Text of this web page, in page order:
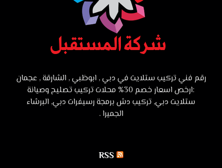
رقم فني تركيب ستلايت في دبي , ابوظبي , الشارقة , عجمان
:ارخص اسعار خصم 30% محلات تركيب تصليح وصيانة
ستلايت دبي, تركيب دش برمجة رسيفرات دبي, البرشاء
الجميرا .
RSS